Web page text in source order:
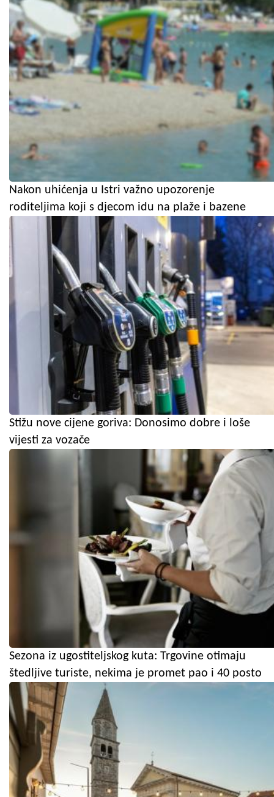
Nakon uhićenja u Istri važno upozorenje
roditeljima koji s djecom idu na plaže i bazene
Stižu nove cijene goriva: Donosimo dobre i loše
vijesti za vozače
Sezona iz ugostiteljskog kuta: Trgovine otimaju
štedljive turiste, nekima je promet pao i 40 posto